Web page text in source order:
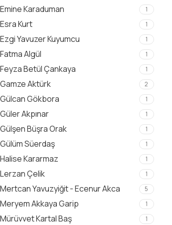
Emine Karaduman 1
Esra Kurt 1
Ezgi Yavuzer Kuyumcu 1
Fatma Algül 1
Feyza Betül Çankaya 1
Gamze Aktürk 2
Gülcan Gökbora 1
Güler Akpınar 1
Gülşen Büşra Orak 1
Gülüm Süerdaş 1
Halise Kararmaz 1
Lerzan Çelik 1
Mertcan Yavuzyiğit - Ecenur Akca 5
Meryem Akkaya Garip 1
Mürüvvet Kartal Baş 1